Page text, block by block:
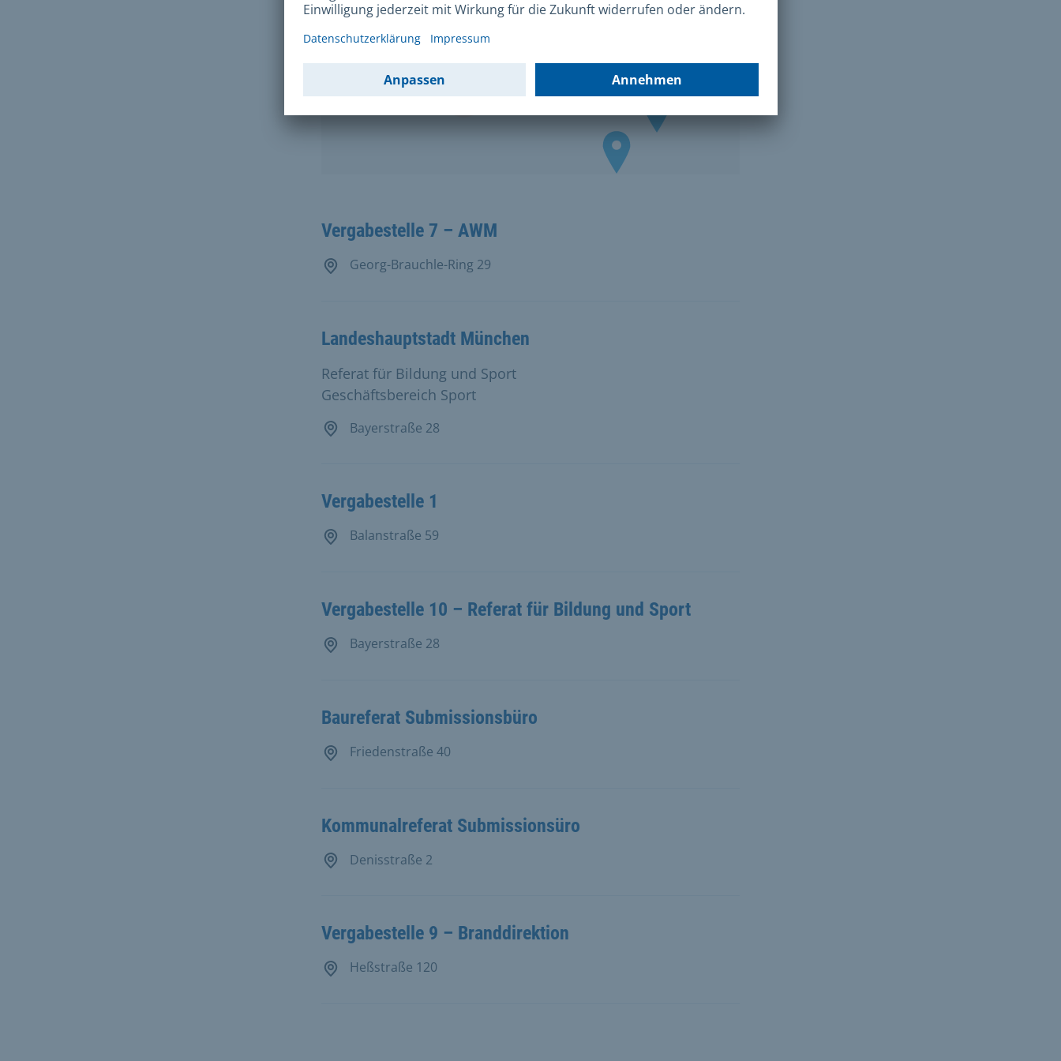
Vergabestelle 7 – AWM
Georg-Brauchle-Ring 29
Referat für Bildung und Sport
Geschäftsbereich Sport
Landeshauptstadt München
Bayerstraße 28
Vergabestelle 1
Balanstraße 59
Vergabestelle 10 – Referat für Bildung und Sport
Bayerstraße 28
Baureferat Submissionsbüro
Friedenstraße 40
Kommunalreferat Submissionsüro
Denisstraße 2
Vergabestelle 9 – Branddirektion
Heßstraße 120